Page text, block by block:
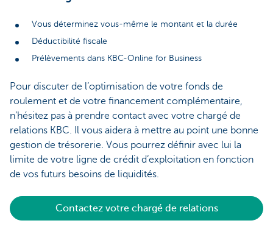
Vous déterminez vous-même le montant et la durée
Déductibilité fiscale
Prélèvements dans KBC-Online for Business
Pour discuter de l’optimisation de votre fonds de
roulement et de votre financement complémentaire,
n’hésitez pas à prendre contact avec votre chargé de
relations KBC. Il vous aidera à mettre au point une bonne
gestion de trésorerie. Vous pourrez définir avec lui la
limite de votre ligne de crédit d’exploitation en fonction
de vos futurs besoins de liquidités.
Contactez votre chargé de relations